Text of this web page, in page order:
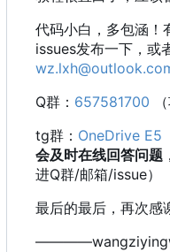
代码小白，多包涵！
issues发布一下，或
Q群： 657581700
tg群： OneDrive E5
会及时在线回答问题
进Q群/邮箱/issue）
最后的最后，再次